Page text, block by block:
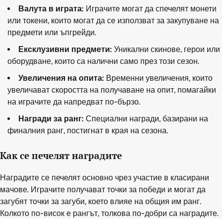
Валута в играта: Играчите могат да спечелят монети
или токени, които могат да се използват за закупуване на
предмети или ъпгрейди.
Ексклузивни предмети: Уникални скинове, герои или
оборудване, които са налични само през този сезон.
Увеличения на опита: Временни увеличения, които
увеличават скоростта на получаване на опит, помагайки
на играчите да напредват по-бързо.
Награди за ранг: Специални награди, базирани на
финалния ранг, постигнат в края на сезона.
Как се печелят наградите
Наградите се печелят основно чрез участие в класирани
мачове. Играчите получават точки за победи и могат да
загубят точки за загуби, което влияе на общия им ранг.
Колкото по-висок е рангът, толкова по-добри са наградите.